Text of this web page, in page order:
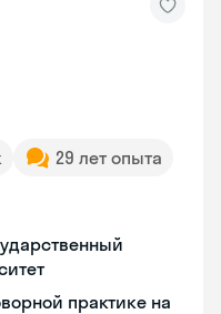
29 лет опыта
практике на